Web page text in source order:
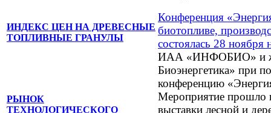
ИНДЕКС ЦЕН НА ДРЕВЕСНЫЕ
ТОПЛИВНЫЕ ГРАНУЛЫ
РЫНОК
ТЕХНОЛОГИЧЕСКОГО
Конференция
биотопливе,
состоялась 28
ИАА «ИНФОБИО» и
Биоэнергетика» при
конференцию
Мероприятие прошло
выставки лесной и